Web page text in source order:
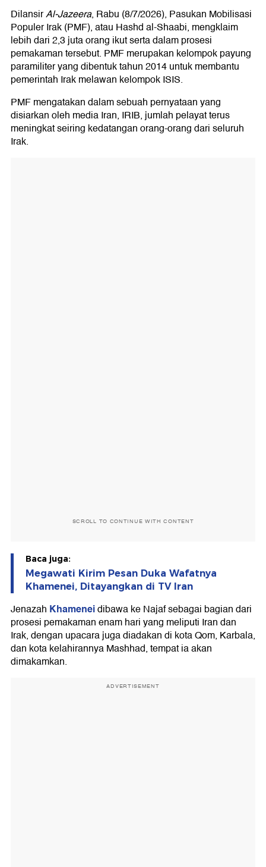
DilansirAl-Jazeera, Rabu (8/7/2026), Pasukan Mobilisasi
Populer Irak (PMF), atau Hashd al-Shaabi, mengklaim
lebih dari 2,3 juta orang ikut serta dalam prosesi
pemakaman tersebut. PMF merupakan kelompok payung
paramiliter yang dibentuk tahun 2014 untuk membantu
pemerintah Irak melawan kelompok ISIS.
PMF mengatakan dalam sebuah pernyataan yang
disiarkan oleh media Iran, IRIB, jumlah pelayat terus
meningkat seiring kedatangan orang-orang dari seluruh
Irak.
SCROLL TO CONTINUE WITH CONTENT
Baca juga:
Megawati Kirim Pesan Duka Wafatnya
Khamenei, Ditayangkan di TV Iran
Jenazah Khameneidibawa ke Najaf sebagai bagian dari
prosesi pemakaman enam hari yang meliputi Iran dan
Irak, dengan upacara juga diadakan di kota Qom, Karbala,
dan kota kelahirannya Mashhad, tempat ia akan
dimakamkan.
ADVERTISEMENT